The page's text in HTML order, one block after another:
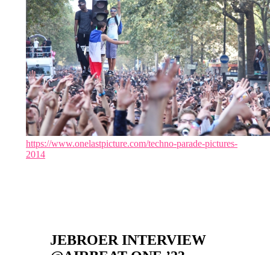
https://www.onelastpicture.com/techno-parade-pictures-
2014
JEBROER INTERVIEW